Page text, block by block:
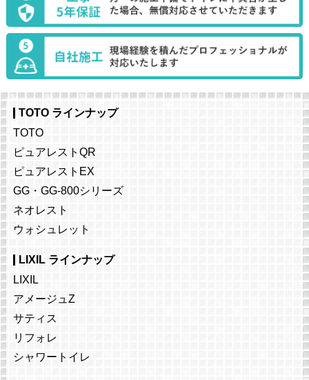
TOTO ラインナップ
TOTO
ピュアレストQR
ピュアレストEX
GG・GG-800シリーズ
ネオレスト
ウォシュレット
LIXIL ラインナップ
LIXIL
アメージュZ
サティス
リフォレ
シャワートイレ